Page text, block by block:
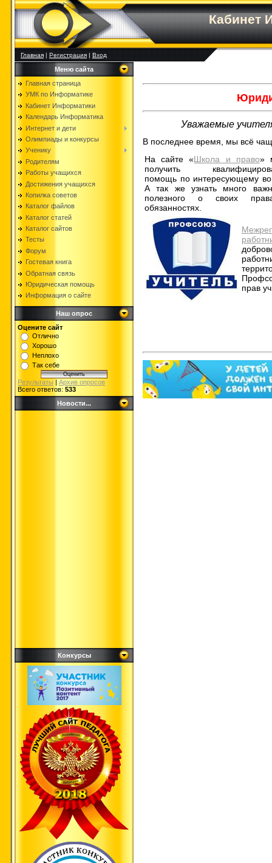
Кабинет
Главная|Регистрация|Вход
Меню сайта
Главная страница
УМК по Информатике
Кабинет Информатики
Календарь Информатика
Интернет и дети
Олимпиады и конкурсы
Ученику
Родителям
Работы учащихся
Достижения учащихся
Копилка советов
Каталог файлов
Каталог статей
Каталог сайтов
Тесты
Форум
Гостевая книга
Обратная связь
Юридическая помощь
Информация о сайте
Наш опрос
Оцените сайт
Отлично
Хорошо
Неплохо
Так себе
Результаты | Архив опросов
Всего ответов: 533
Новости...
Конкурсы
Уважаемые
В последнее время, мы всё
На сайте «Школа и право»
получить
помощь по интересующему
А так же узнать много
полезного о своих
обязанностях.
прав